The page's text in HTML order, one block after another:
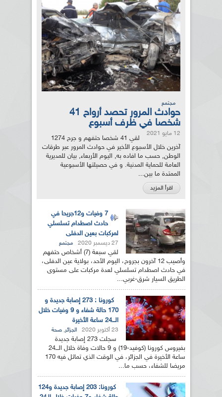
مجتمع
حوادث المرور تحصد أرواح 41
شخصا في ظرف أسبوع
12 مايو 2021
لقي 41 شخصا حتفهم و جرح 1274
آخرين خلال الأسبوع الأخير في حوادث المرور عبر طرقات
الوطن, حسب ما افاده به, اليوم الأربعاء, بيان للمديرية
العامة للحماية المدنية. و في حصيلتها الأسبوعية
الممتدة ما بين...
اقرأ المزيد
7 وفيات و12جريحا في
حادث اصطدام تسلسلي
لمركبات بعين الدفلى
27 ديسمبر 2020 مجتمع
لقي سبعة (7) أشخاص حتفهم
وأصيب 12 آخرون بجروح، اليوم الأحد، بولاية عين الدفلى،
في حادث اصطدام تسلسلي لعدة مركبات على مستوى
الطريق السيار شرق-غربي...
كورونا : 273 إصابة جديدة و
170 حالة شفاء و 9 وفيات خلال
الـــ24 ساعة الأخيرة
23 أكتوبر 2020 الجزائر, صحة
سجلت 273 إصابة جديدة
بفيروس كورونا (كوفيد-19) و 9 حالات وفاة خلال الـــ24
ساعة الأخيرة في الجزائر، في الوقت الذي تماثل فيه 170
مريضا للشفاء، حسب ما...
كورونا: 203 إصابة جديدة و124